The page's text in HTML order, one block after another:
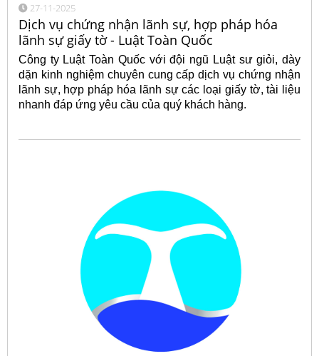
27-11-2025
Dịch vụ chứng nhận lãnh sự, hợp pháp hóa
lãnh sự giấy tờ - Luật Toàn Quốc
Công ty Luật Toàn Quốc với đội ngũ Luật sư giỏi, dày
dặn kinh nghiệm chuyên cung cấp dịch vụ chứng nhận
lãnh sự, hợp pháp hóa lãnh sự các loại giấy tờ, tài liệu
nhanh đáp ứng yêu cầu của quý khách hàng.